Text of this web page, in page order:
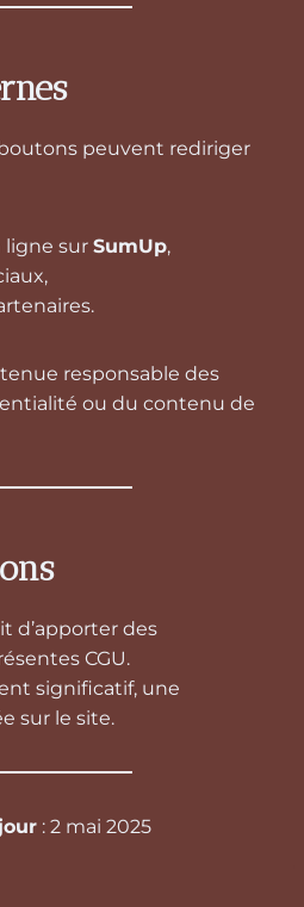
peuvent rediriger
sur SumUp,
responsable des
ou du contenu de
d’apporter des
CGU.
significatif, une
sur le site.
: 2 mai 2025